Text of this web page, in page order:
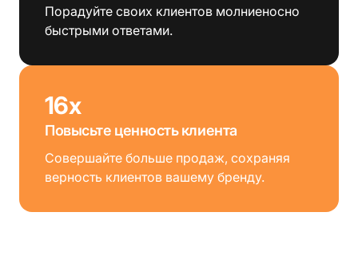
Порадуйте своих клиентов молниеносно
быстрыми ответами.
16x
Повысьте ценность клиента
Совершайте больше продаж, сохраняя
верность клиентов вашему бренду.